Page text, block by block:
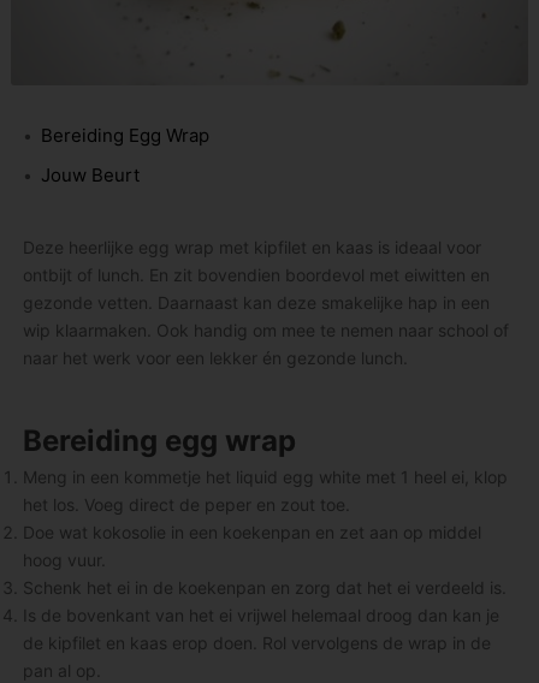
Bereiding Egg Wrap
Jouw Beurt
Deze heerlijke egg wrap met kipfilet en kaas is ideaal voor
ontbijt of lunch. En zit bovendien boordevol met eiwitten en
gezonde vetten. Daarnaast kan deze smakelijke hap in een
wip klaarmaken. Ook handig om mee te nemen naar school of
naar het werk voor een lekker én gezonde lunch.
Bereiding egg wrap
Meng in een kommetje het liquid egg white met 1 heel ei, klop
het los. Voeg direct de peper en zout toe.
Doe wat kokosolie in een koekenpan en zet aan op middel
hoog vuur.
Schenk het ei in de koekenpan en zorg dat het ei verdeeld is.
Is de bovenkant van het ei vrijwel helemaal droog dan kan je
de kipfilet en kaas erop doen. Rol vervolgens de wrap in de
pan al op.